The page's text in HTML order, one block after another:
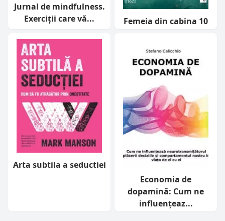
Jurnal de mindfulness.
Exerciții care vă...
Femeia din cabina 10
Arta subtila a seductiei
Economia de
dopamină: Cum ne
influențeaz...